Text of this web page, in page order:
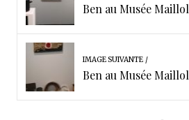
Ben au Musée Maillol
IMAGE SUIVANTE
Ben au Musée Maillol